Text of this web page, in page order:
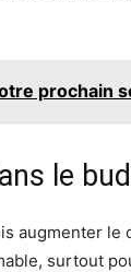
prochain
le
augmenter le
surtout